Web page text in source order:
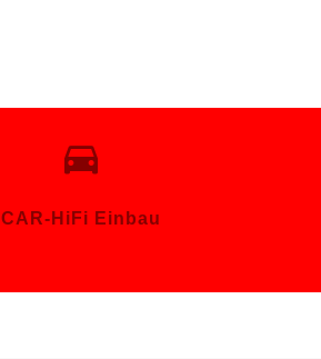
CAR-HiFi Einbau